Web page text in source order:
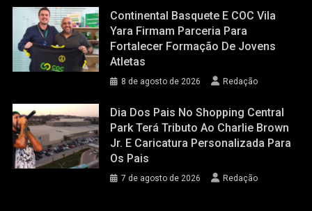
Continental Basquete E COC Vila
Yara Firmam Parceria Para
Fortalecer Formação De Jovens
Atletas
8 de agosto de 2026 Redação
Dia Dos Pais No Shopping Central
Park Terá Tributo Ao Charlie Brown
Jr. E Caricatura Personalizada Para
Os Pais
7 de agosto de 2026 Redação